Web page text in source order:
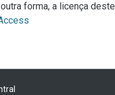
forma, a licença deste